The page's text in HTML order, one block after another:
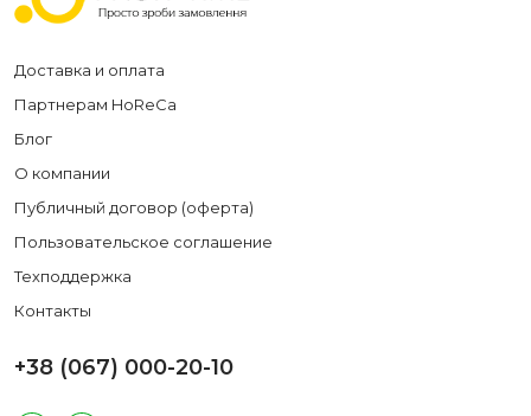
Доставка и оплата
Партнерам HoReCa
Блог
О компании
Публичный договор (оферта)
Пользовательское соглашение
Техподдержка
Контакты
+38 (067) 000-20-10